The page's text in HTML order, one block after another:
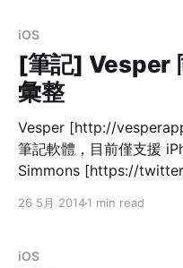
寄送一張「確認函（
子信箱，使用者點選隨信的
[http://vesperapp.co/]
不同之處在於：
iOS
[筆記] Vesper
彙整
Vesper [http://
筆記軟體，目前僅支援
Simmons [https://
始了一系列 Vesper
Sync（同步功能）的技術細節，
26 5月 20141 min read
iOS